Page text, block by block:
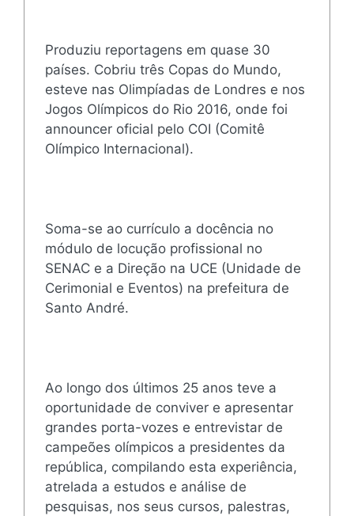
Produziu reportagens em quase 30
países. Cobriu três Copas do Mundo,
esteve nas Olimpíadas de Londres e nos
Jogos Olímpicos do Rio 2016, onde foi
announcer oficial pelo COI (Comitê
Olímpico Internacional).
Soma-se ao currículo a docência no
módulo de locução profissional no
SENAC e a Direção na UCE (Unidade de
Cerimonial e Eventos) na prefeitura de
Santo André.
Ao longo dos últimos 25 anos teve a
oportunidade de conviver e apresentar
grandes porta-vozes e entrevistar de
campeões olímpicos a presidentes da
república, compilando esta experiência,
atrelada a estudos e análise de
pesquisas, nos seus cursos, palestras,